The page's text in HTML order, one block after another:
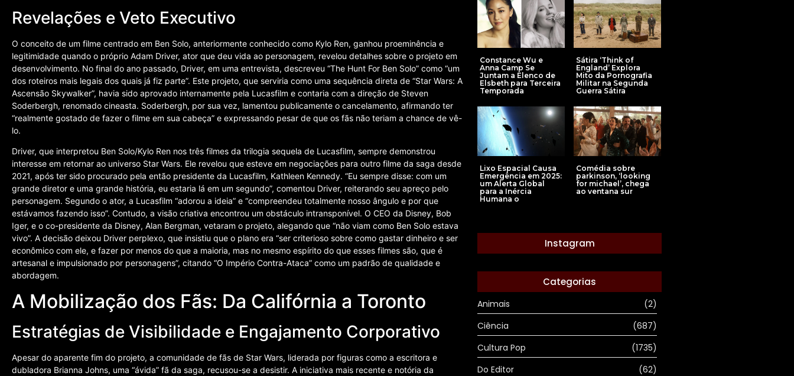
Revelações e Veto Executivo
O conceito de um filme centrado em Ben Solo, anteriormente conhecido como Kylo Ren, ganhou proeminência e
legitimidade quando o próprio Adam Driver, ator que deu vida ao personagem, revelou detalhes sobre o projeto em
desenvolvimento. No final do ano passado, Driver, em uma entrevista, descreveu “The Hunt For Ben Solo” como “um
dos roteiros mais legais dos quais já fiz parte”. Este projeto, que serviria como uma sequência direta de “Star Wars: A
Ascensão Skywalker”, havia sido aprovado internamente pela Lucasfilm e contaria com a direção de Steven
Soderbergh, renomado cineasta. Soderbergh, por sua vez, lamentou publicamente o cancelamento, afirmando ter
“realmente gostado de fazer o filme em sua cabeça” e expressando pesar de que os fãs não teriam a chance de vê-
lo.
Driver, que interpretou Ben Solo/Kylo Ren nos três filmes da trilogia sequela de Lucasfilm, sempre demonstrou
interesse em retornar ao universo Star Wars. Ele revelou que esteve em negociações para outro filme da saga desde
2021, após ter sido procurado pela então presidente da Lucasfilm, Kathleen Kennedy. “Eu sempre disse: com um
grande diretor e uma grande história, eu estaria lá em um segundo”, comentou Driver, reiterando seu apreço pelo
personagem. Segundo o ator, a Lucasfilm “adorou a ideia” e “compreendeu totalmente nosso ângulo e por que
estávamos fazendo isso”. Contudo, a visão criativa encontrou um obstáculo intransponível. O CEO da Disney, Bob
Iger, e o co-presidente da Disney, Alan Bergman, vetaram o projeto, alegando que “não viam como Ben Solo estava
vivo”. A decisão deixou Driver perplexo, que insistiu que o plano era “ser criterioso sobre como gastar dinheiro e ser
econômico com ele, e fazer por menos do que a maioria, mas no mesmo espírito do que esses filmes são, que é
artesanal e impulsionado por personagens”, citando “O Império Contra-Ataca” como um padrão de qualidade e
abordagem.
A Mobilização dos Fãs: Da Califórnia a Toronto
Estratégias de Visibilidade e Engajamento Corporativo
Apesar do aparente fim do projeto, a comunidade de fãs de Star Wars, liderada por figuras como a escritora e
dubladora Brianna Johns, uma “ávida” fã da saga, recusou-se a desistir. A iniciativa mais recente e notória da
Constance Wu e
Anna Camp Se
Juntam a Elenco de
Elsbeth para Terceira
Temporada
Sátira ‘Think of
England’ Explora
Mito da Pornografia
Militar na Segunda
Guerra Sátira
Lixo Espacial Causa
Emergência em 2025:
um Alerta Global
para a Inércia
Humana o
Comédia sobre
parkinson, ‘looking
for michael’, chega
ao ventana sur
Instagram
Categorias
Animais
(2)
Ciência
(687)
Cultura Pop
(1735)
Do Editor
(62)